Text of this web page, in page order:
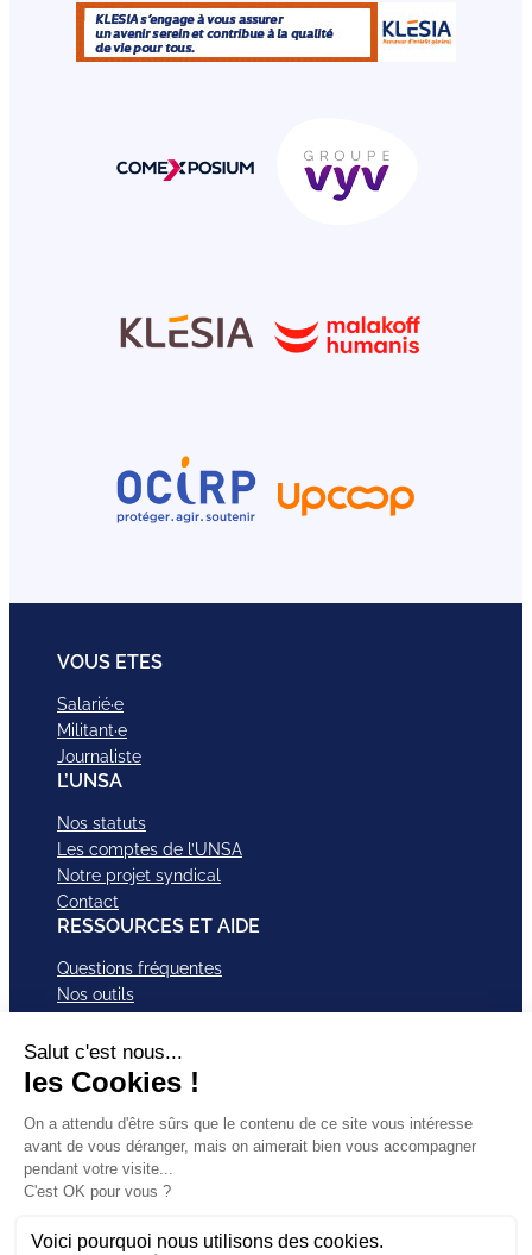
VOUS ETES
Salarié·e
Militant·e
Journaliste
L’UNSA
Nos statuts
Les comptes de l’UNSA
Notre projet syndical
Contact
RESSOURCES ET AIDE
Questions fréquentes
Nos outils
Nos structures et services
Je VEUX Adhérer
ABonnez-vous à nos newsletter
Mentions légales